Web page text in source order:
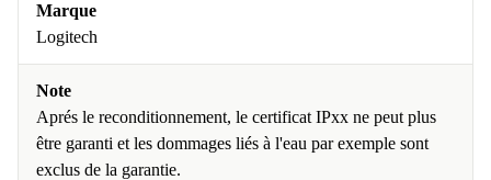
Marque
Logitech
Note
Aprés le reconditionnement, le certificat IPxx ne peut plus
être garanti et les dommages liés à l'eau par exemple sont
exclus de la garantie.